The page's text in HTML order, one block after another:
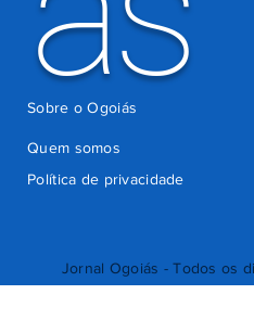
Jornal Ogoiás - Todos os
Quem somos
Política de privacidade
Sobre o Ogoiás